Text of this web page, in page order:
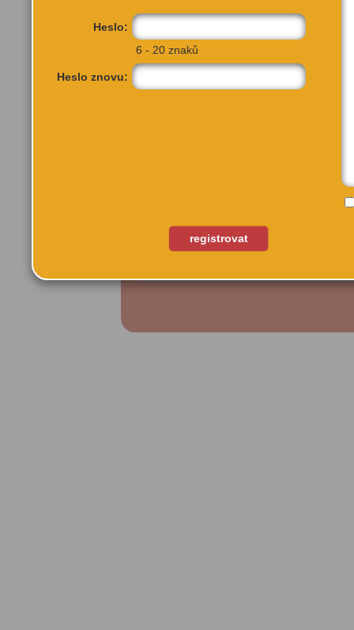
Náměstí míru 1221/4
Heslo:
6 - 20 znaků
Heslo znovu:
registrovat